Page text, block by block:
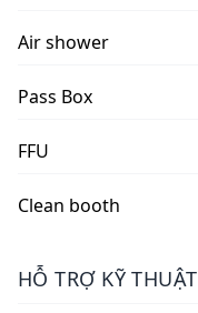
Air shower
Pass Box
FFU
Clean booth
HỖ TRỢ KỸ THUẬT